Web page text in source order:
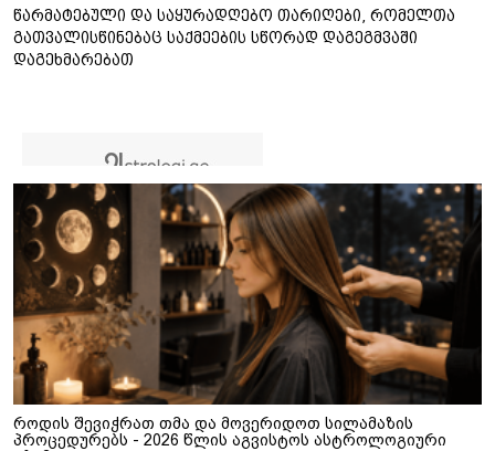
წარმატებული და საყურადღებო თარიღები, რომელთა
გათვალისწინებაც საქმეების სწორად დაგეგმვაში
დაგეხმარებათ
როდის შევიჭრათ თმა და მოვერიდოთ სილამაზის
პროცედურებს - 2026 წლის აგვისტოს ასტროლოგიური